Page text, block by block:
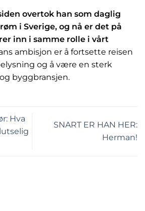
overtok han som daglig
i Sverige, og nå er det på
inn i samme rolle i vårt
ambisjon er å fortsette reisen
og å være en sterk
byggbransjen.
Hva
SNART ER HAN HER:
Herman!